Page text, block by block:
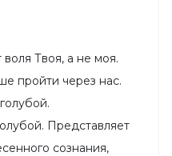
Твоя, а не моя.
пройти через нас.
Представляет
сознания,